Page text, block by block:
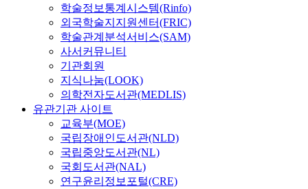
학술정보통계시스템(Rinfo)
외국학술지지원센터(FRIC)
학술관계분석서비스(SAM)
사서커뮤니티
기관회원
지식나눔(LOOK)
의학전자도서관(MEDLIS)
유관기관 사이트
교육부(MOE)
국립장애인도서관(NLD)
국립중앙도서관(NL)
국회도서관(NAL)
연구윤리정보포털(CRE)